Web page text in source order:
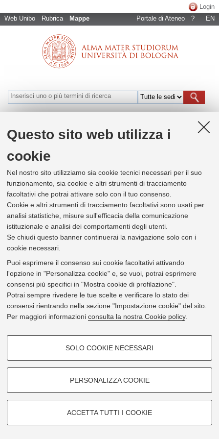
Questo sito web utilizza i
cookie
Nel nostro sito utilizziamo sia cookie tecnici necessari per il suo
funzionamento, sia cookie e altri strumenti di tracciamento
facoltativi che potrai attivare solo con il tuo consenso.
Cookie e altri strumenti di tracciamento facoltativi sono usati per
analisi statistiche, misure sull'efficacia della comunicazione
istituzionale e analisi dei comportamenti degli utenti.
Se chiudi questo banner continuerai la navigazione solo con i
cookie necessari.
Puoi esprimere il consenso sui cookie facoltativi attivando
l'opzione in "Personalizza cookie" e, se vuoi, potrai esprimere
consensi più specifici in "Mostra cookie di profilazione".
Potrai sempre rivedere le tue scelte e verificare lo stato dei
consensi rientrando nella sezione "Impostazione cookie" del sito.
Per maggiori informazioni consulta la nostra Cookie policy.
COOKIE DI PROFILAZIONE -
Si tratta di cookie utilizzati per analizzare le caratteristiche della
navigazione degli utenti, creare profili in base al loro comportamento sul
Mostra cookie di profilazione
COOKIE TECNICI - NECESSARI
SOLO COOKIE NECESSARI
PERSONALIZZA COOKIE
ACCETTA TUTTI I COOKIE
Web Unibo Rubrica Mappe
Login
Portale di Ateneo
? EN
Bologna Ravenna Rimini
Naviga per luoghi
ARIN - Unità di processo Knowledge
Transfer Office - nuova imprenditorialità
Info Contatti
Via Ugo Foscolo 7 - 40123 Bologna
Mostra su Google Maps
×
+
−
© 2026 - Università di Bologna -Privacy|Impostazioni Cookie